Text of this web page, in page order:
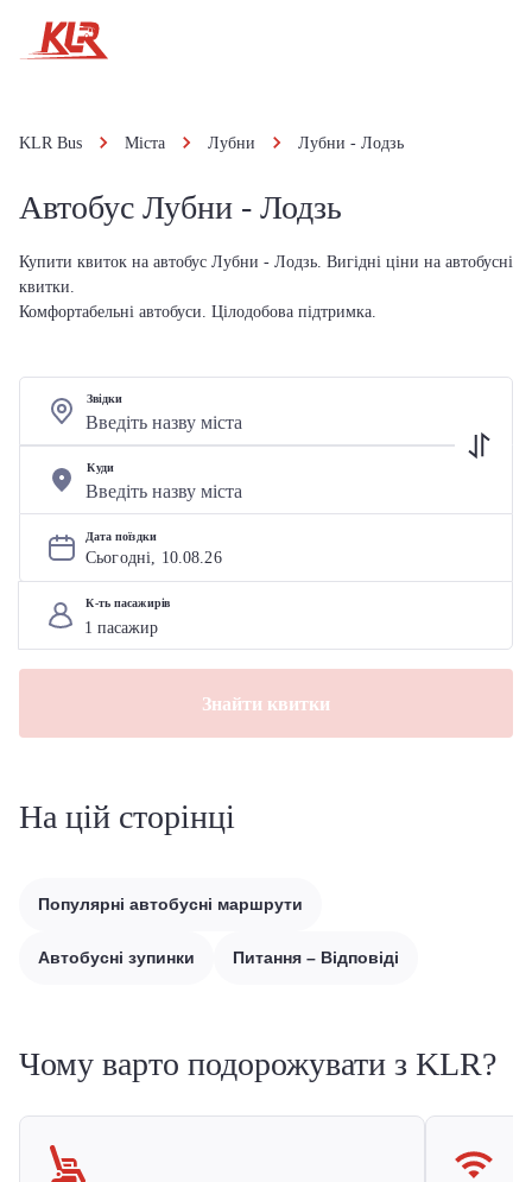
KLR Bus Міста Лубни Лубни - Лодзь
Автобус Лубни - Лодзь
Купити квиток на автобус Лубни - Лодзь. Вигідні ціни на автобусні
квитки.
Комфортабельні автобуси. Цілодобова підтримка.
Звідки
Куди
Дата поїздки
Сьогодні, 10.08.26
К-ть пасажирів
Знайти квитки
На цій сторінці
Популярні автобусні маршрути
Автобусні зупинки Питання – Відповіді
Чому варто подорожувати з KLR?